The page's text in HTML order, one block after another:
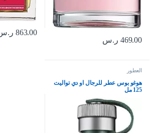
469.00 ر.س
863.00
العطور
هوغو بوس عطر للرجال او دي تواليت
125 مل